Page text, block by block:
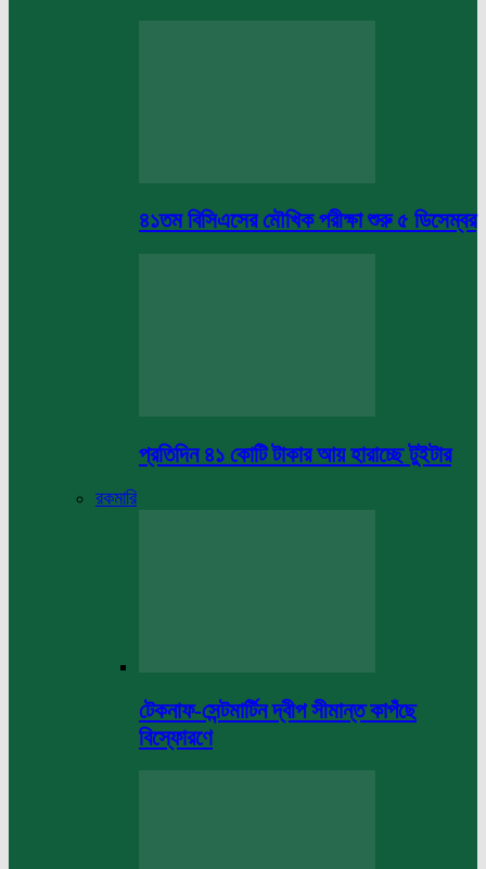
৪১তম বিসিএসের মৌখিক পরীক্ষা শুরু ৫ ডিসেম্বর
প্রতিদিন ৪১ কোটি টাকার আয় হারাচ্ছে টুইটার
রকমারি
টেকনাফ-সেন্টমার্টিন দ্বীপ সীমান্ত কাপঁছে
বিস্ফোরণে